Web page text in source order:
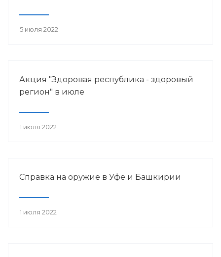
5 июля 2022
Акция "Здоровая республика - здоровый
регион" в июле
1 июля 2022
Справка на оружие в Уфе и Башкирии
1 июля 2022